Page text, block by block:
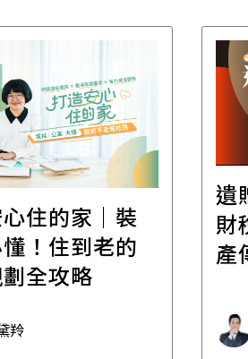
住的家｜裝
！住到老的
全攻略
羚
遺
財
產